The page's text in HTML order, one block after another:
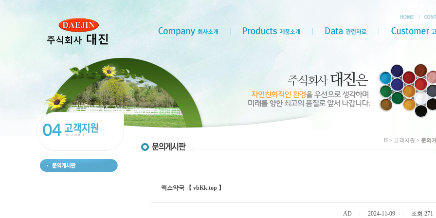
H > 고객지원 > 문의
맥스약국 【 vbKk.top 】
AD 2024-11-09 조회 271